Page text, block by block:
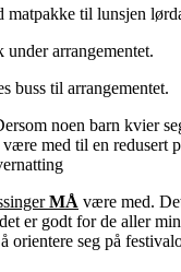
matpakke til lunsjen
under arrangementet.
buss til arrangementet.
noen barn kvier
med til en redusert
MÅ være med.
er godt for de aller
orientere seg på